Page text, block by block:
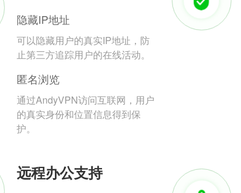
隐藏IP地址
可以隐藏用户的真实IP地址，防
止第三方追踪用户的在线活动。
匿名浏览
通过AndyVPN访问互联网，用户
的真实身份和位置信息得到保
护。
远程办公支持